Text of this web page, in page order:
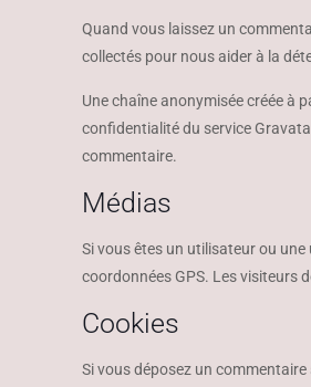
Quand vous laissez un
collectés pour nous aider à la
Une chaîne anonymisée créée à
confidentialité du service
commentaire.
Médias
Si vous êtes un utilisateur ou une
coordonnées GPS. Les visiteurs
Cookies
Si vous déposez un